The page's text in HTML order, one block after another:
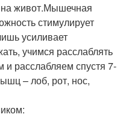
на живот.Мышечная
стимулирует
усиливает
учимся расслаблять
расслабляем спустя 7-
– лоб, рот, нос,